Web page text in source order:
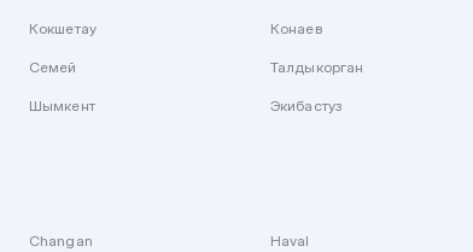
Кокшетау Конаев
Семей Талдыкорган
Шымкент Экибастуз
Changan Haval